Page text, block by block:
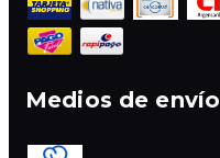
Medios de envío